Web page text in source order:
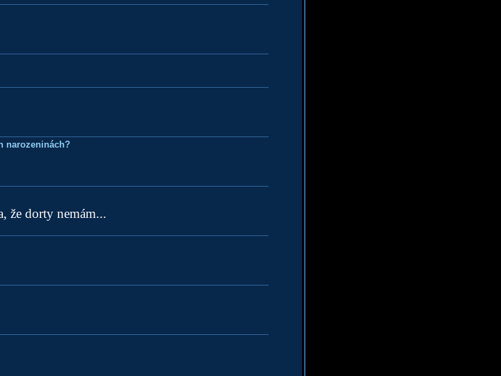
narozeninách?
že dorty nemám...